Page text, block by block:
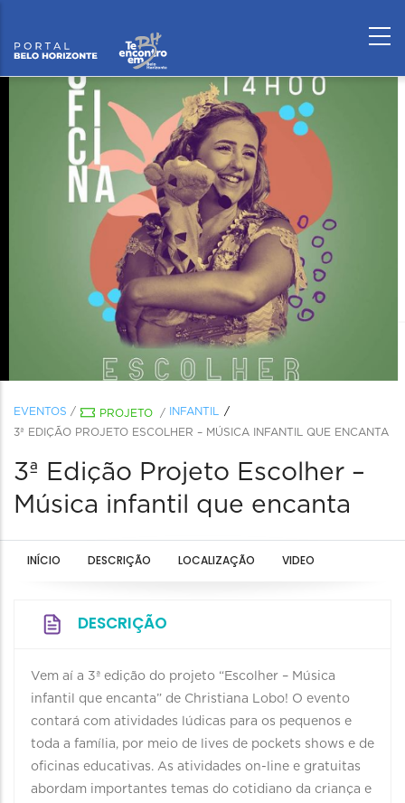
EVENTOS / PROJETO /
INFANTIL
3ª EDIÇÃO PROJETO ESCOLHER – MÚSICA INFANTIL QUE ENCANTA
3ª Edição Projeto Escolher –
Música infantil que encanta
INÍCIO DESCRIÇÃO LOCALIZAÇÃO VIDEO
DESCRIÇÃO
Vem aí a 3ª edição do projeto “Escolher – Música
infantil que encanta” de Christiana Lobo! O evento
contará com atividades lúdicas para os pequenos e
toda a família, por meio de lives de pockets shows e de
oficinas educativas. As atividades on-line e gratuitas
abordam importantes temas do cotidiano da criança e